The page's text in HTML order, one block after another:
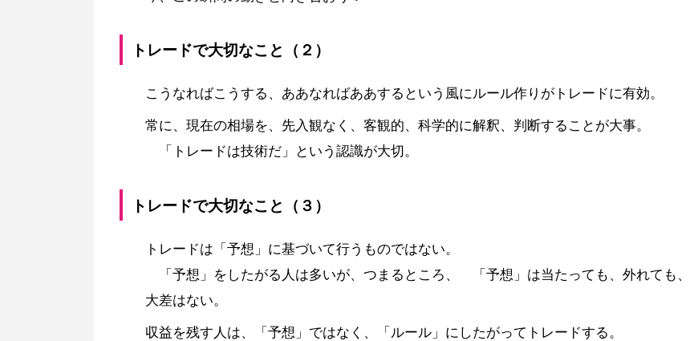
トレードで大切なこと（２）
こうなればこうする、ああなればああするという風にルール作りがトレードに有効。
常に、現在の相場を、先入観なく、客観的、科学的に解釈、判断することが大事。
「トレードは技術だ」という認識が大切。
トレードで大切なこと（３）
トレードは「予想」に基づいて行うものではない。
「予想」をしたがる人は多いが、つまるところ、 「予想」は当たっても、外れても、
大差はない。
収益を残す人は、「予想」ではなく、「ルール」にしたがってトレードする。